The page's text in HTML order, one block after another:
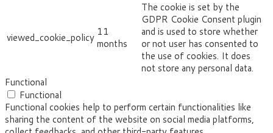
viewed_cookie_policy 11
months
The cookie is set by the
GDPR Cookie Consent plugin
and is used to store whether
or not user has consented to
the use of cookies. It does
not store any personal data.
Functional
Functional
Functional cookies help to perform certain functionalities like
sharing the content of the website on social media platforms,